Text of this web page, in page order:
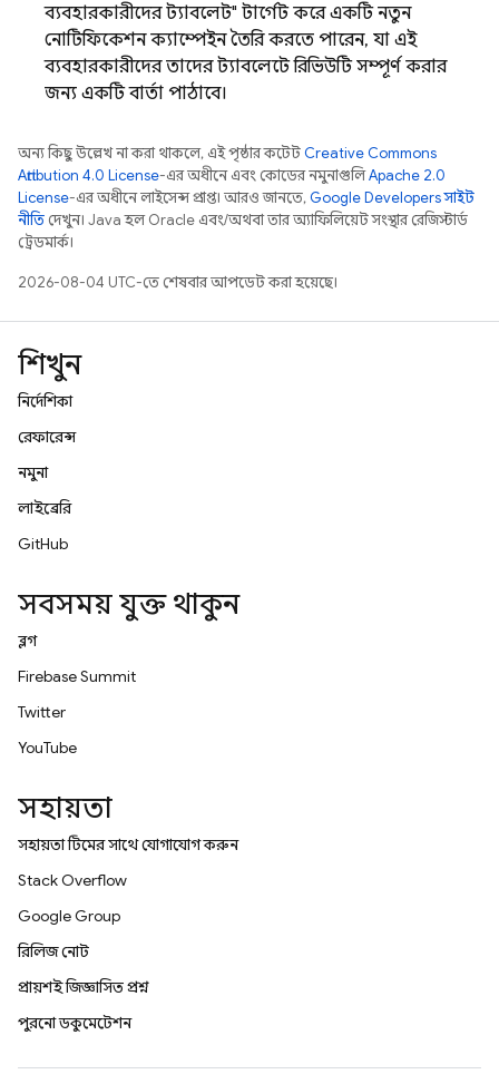
ব্যবহারকারীদের ট্যাবলেট" টার্গেট করে একটি নতুন
নোটিফিকেশন ক্যাম্পেইন তৈরি করতে পারেন, যা এই
ব্যবহারকারীদের তাদের ট্যাবলেটে রিভিউটি সম্পূর্ণ করার
জন্য একটি বার্তা পাঠাবে।
অন্য কিছু উল্লেখ না করা থাকলে, এই পৃষ্ঠার কন্টেন্টCreative Commons
Attribution 4.0 License-এর অধীনে এবং কোডের নমুনাগুলিApache 2.0
License-এর অধীনে লাইসেন্স প্রাপ্ত। আরও জানতে,Google Developers সাইট
নীতি দেখুন। Java হল Oracle এবং/অথবা তার অ্যাফিলিয়েট সংস্থার রেজিস্টার্ড
ট্রেডমার্ক।
2026-08-04 UTC-তে শেষবার আপডেট করা হয়েছে।
শিখুন
নির্দেশিকা
রেফারেন্স
নমুনা
লাইব্রেরি
GitHub
সবসময় যুক্ত থাকুন
ব্লগ
Firebase Summit
Twitter
YouTube
সহায়তা
সহায়তা টিমের সাথে যোগাযোগ করুন
Stack Overflow
Google Group
রিলিজ নোট
প্রায়শই জিজ্ঞাসিত প্রশ্ন
পুরনো ডকুমেন্টেশন